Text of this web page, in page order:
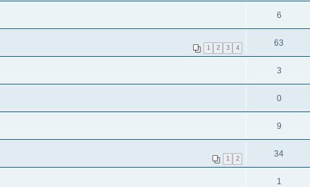
6
1 2 3 4 63
3
0
9
1 2 34
1